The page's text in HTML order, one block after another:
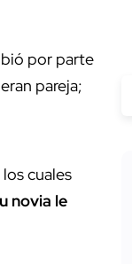
por parte
pareja;
los cuales
novia le